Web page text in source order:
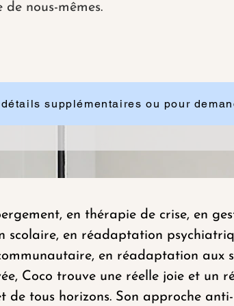
de nous-mêmes.
en thérapie de crise, en
en réadaptation
en réadaptation aux
Coco trouve une réelle joie et un
de tous horizons. Son approche